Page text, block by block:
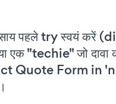
पहले try स्वयं करें
एक "techie" जो दावा
Quote Form in 'no